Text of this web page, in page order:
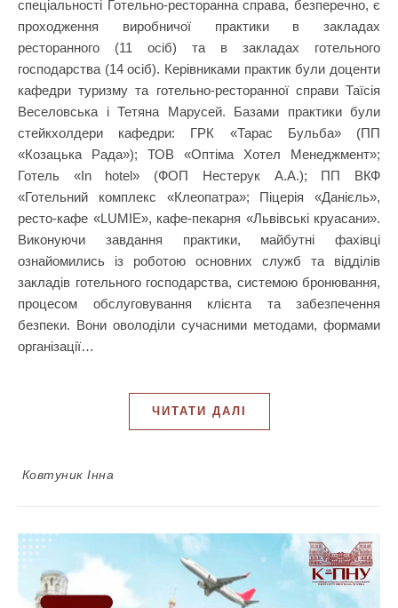
спеціальності Готельно-ресторанна справа, безперечно, є
проходження виробничої практики в закладах
ресторанного (11 осіб) та в закладах готельного
господарства (14 осіб). Керівниками практик були доценти
кафедри туризму та готельно-ресторанної справи Таїсія
Веселовська і Тетяна Марусей. Базами практики були
стейкхолдери кафедри: ГРК «Тарас Бульба» (ПП
«Козацька Рада»); ТОВ «Оптіма Хотел Менеджмент»;
Готель «In hotel» (ФОП Нестерук А.А.); ПП ВКФ
«Готельний комплекс «Клеопатра»; Піцерія «Данієль»,
ресто-кафе «LUMIE», кафе-пекарня «Львівські круасани».
Виконуючи завдання практики, майбутні фахівці
ознайомились із роботою основних служб та відділів
закладів готельного господарства, системою бронювання,
процесом обслуговування клієнта та забезпечення
безпеки. Вони оволоділи сучасними методами, формами
організації…
ЧИТАТИ ДАЛІ
Ковтуник Інна